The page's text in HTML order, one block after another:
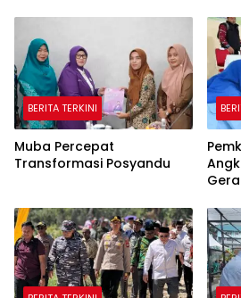
BERITA TERKINI
Muba Percepat
Transformasi Posyandu